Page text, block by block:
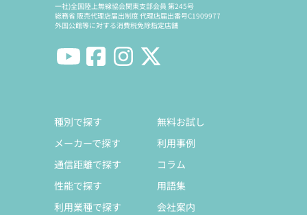
一社)全国陸上無線協会関東支部会員 第245号
総務省 販売代理店届出制度 代理店届出番号C1909977
外国公館等に対する消費税免除指定店舗
種別で探す
メーカーで探す
通信距離で探す
性能で探す
利用業種で探す
無料お試し
利用事例
コラム
用語集
会社案内